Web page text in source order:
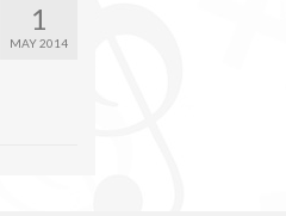
1
MAY 2014